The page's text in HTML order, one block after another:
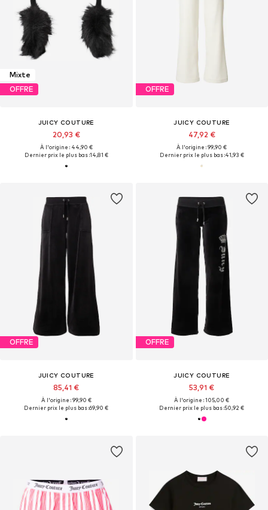
Mixte
OFFRE
JUICY COUTURE
20,93 €
À l'origine : 44,90 €
Dernier prix le plus bas :14,81 €
OFFRE
JUICY COUTURE
47,92 €
À l'origine : 99,90 €
Dernier prix le plus bas :41,93 €
OFFRE
JUICY COUTURE
85,41 €
À l'origine : 99,90 €
Dernier prix le plus bas :69,90 €
OFFRE
JUICY COUTURE
53,91 €
À l'origine : 105,00 €
Dernier prix le plus bas :50,92 €